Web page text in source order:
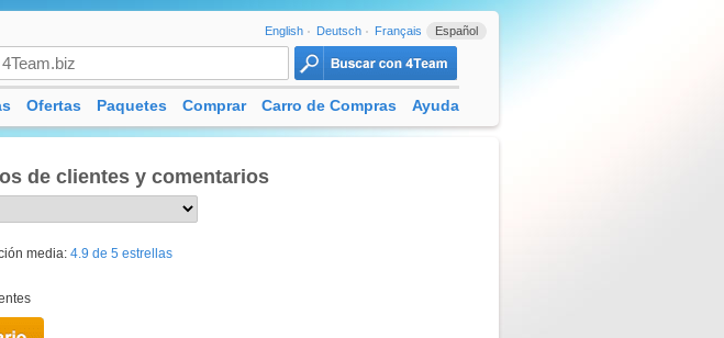
de clientes y comentarios
media: 4.9 de 5 estrellas
English Deutsch Français Español
Ofertas Paquetes Comprar Carro de Compras Ayuda